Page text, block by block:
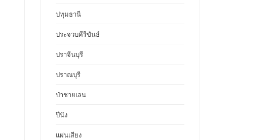
ปทุมธานี
ประจวบคีรีขันธ์
ปราจีนบุรี
ปราณบุรี
ป่าชายเลน
ปีนัง
แผ่นเสียง